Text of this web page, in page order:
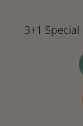
3+1